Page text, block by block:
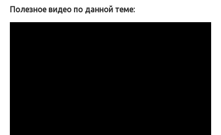
Полезное видео по данной теме: